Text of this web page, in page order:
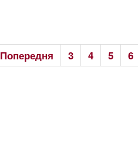
Попередня 3 4 5 6